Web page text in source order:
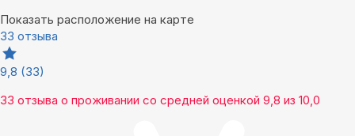
Показать расположение на карте
33 отзыва
9,8 (33)
33 отзыва о проживании со средней оценкой 9,8 из 10,0